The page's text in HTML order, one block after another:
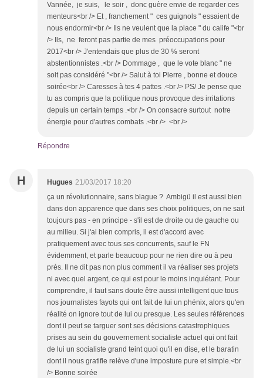
Vannée, je suis, le soir , donc guère envie de regarder ces
menteurs<br /> Et , franchement " ces guignols " essaient de
nous endormir<br /> Ils ne veulent que la place " du calife "<br
/> Ils, ne feront pas partie de mes préoccupations pour
2017<br /> J'entendais que plus de 30 % seront
abstentionnistes .<br /> Dommage , que le vote blanc " ne
soit pas considéré "<br /> Salut à toi Pierre , bonne et douce
soirée<br /> Caresses à tes 4 pattes .<br /> PS/ Je pense que
tu as compris que la politique nous provoque des irritations
depuis un certain temps .<br /> On consacre surtout notre
énergie pour d'autres combats .<br /> <br />
Répondre
H Hugues 21/03/2017 18:20
ça un révolutionnaire, sans blague ? Ambigü il est aussi bien
dans don apparence que dans ses choix politiques, on ne sait
toujours pas - en principe - s'il est de droite ou de gauche ou
au milieu. Si j'ai bien compris, il est d'accord avec
pratiquement avec tous ses concurrents, sauf le FN
évidemment, et parle beaucoup pour ne rien dire ou à peu
près. Il ne dit pas non plus comment il va réaliser ses projets
ni avec quel argent, ce qui est pour le moins inquiétant. Pour
comprendre, il faut sans doute être aussi intelligent que tous
nos journalistes fayots qui ont fait de lui un phénix, alors qu'en
réalité on ignore tout de lui ou presque. Les seules références
dont il peut se targuer sont ses décisions catastrophiques
prises au sein du gouvernement socialiste actuel qui ont fait
de lui un socialiste grand teint quoi qu'il en dise, et le baratin
dont il nous gratifie relève d'une imposture pure et simple.<br
/> Bonne soirée